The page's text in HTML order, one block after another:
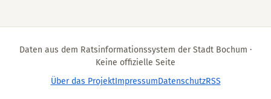
Daten aus dem Ratsinformationssystem der Stadt Bochum ·
Keine offizielle Seite
Über das ProjektImpressumDatenschutzRSS